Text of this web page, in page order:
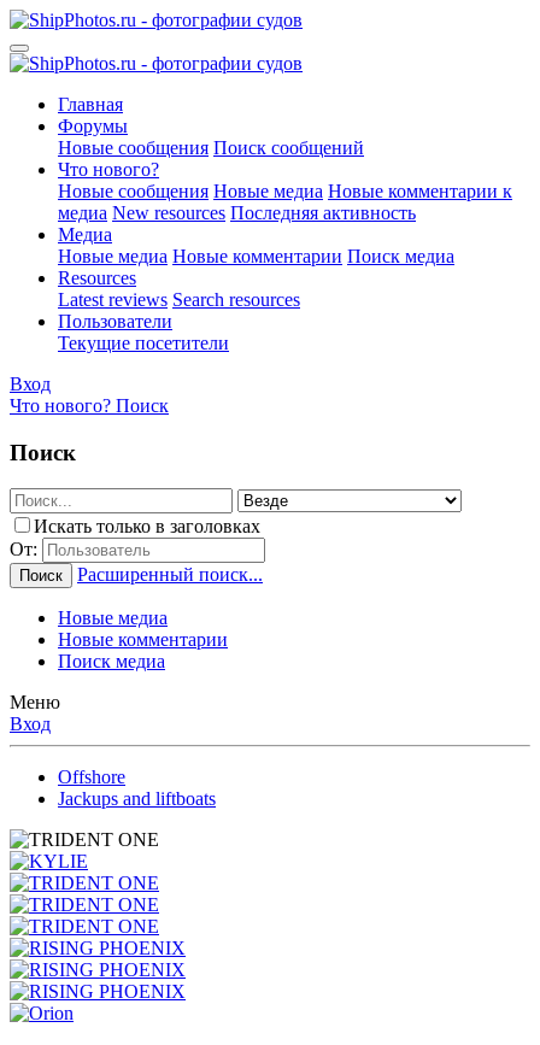
Главная
Форумы
Новые сообщения Поиск сообщений
Что нового?
Новые сообщения Новые медиа Новые комментарии к
медиа New resources Последняя активность
Медиа
Новые медиа Новые комментарии Поиск медиа
Resources
Latest reviews Search resources
Пользователи
Текущие посетители
Вход
Что нового? Поиск
Поиск
Искать только в заголовках
От:
Поиск Расширенный поиск...
Новые медиа
Новые комментарии
Поиск медиа
Меню
Вход
Offshore
Jackups and liftboats